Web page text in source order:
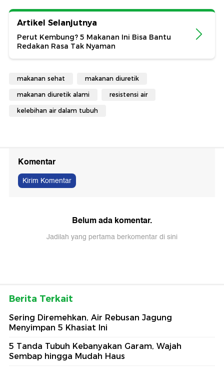
Artikel Selanjutnya
Perut Kembung? 5 Makanan Ini Bisa Bantu
Redakan Rasa Tak Nyaman
makanan sehat makanan diuretik
makanan diuretik alami resistensi air
kelebihan air dalam tubuh
Komentar
Kirim Komentar
Belum ada komentar.
Jadilah yang pertama berkomentar di sini
Berita Terkait
Sering Diremehkan, Air Rebusan Jagung
Menyimpan 5 Khasiat Ini
5 Tanda Tubuh Kebanyakan Garam, Wajah
Sembap hingga Mudah Haus